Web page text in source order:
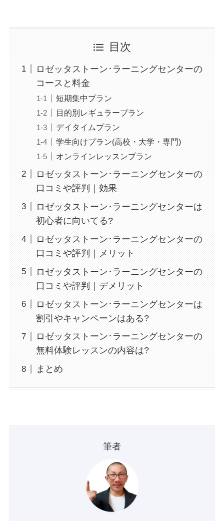
目次
ロゼッタストーン･ラーニングセンターの
コースと料金
短期集中プラン
目的別レギュラープラン
デイタイムプラン
学生向けプラン(高校・大学・専門)
オンラインレッスンプラン
ロゼッタストーン･ラーニングセンターの
口コミや評判｜効果
ロゼッタストーン･ラーニングセンターは
初心者に向いてる?
ロゼッタストーン･ラーニングセンターの
口コミや評判｜メリット
ロゼッタストーン･ラーニングセンターの
口コミや評判｜デメリット
ロゼッタストーン･ラーニングセンターは
割引やキャンペーンはある?
ロゼッタストーン･ラーニングセンターの
無料体験レッスンの内容は?
まとめ
筆者